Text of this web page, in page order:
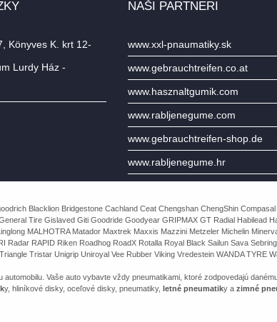
Könyves K. krt 12-
Lurdy Ház -
NAŠI PARTNERI
www.xxl-pnaumatiky.sk
www.gebrauchtreifen.co.at
www.hasznaltgumik.com
www.rabljenegume.com
www.gebrauchtreifen-shop.de
www.rabljenegume.hr
Blacklion Bridgestone Cachland Ceat Chengshan ChengShin
Tire Gislaved Giti Goodride Goodyear GRIPMAX GT Radial Habilead
MALHOTRA Matador Maxtrek Maxxis Mazzini Metzeler Michelin
RAPID Riken Roadhog RoadX Rotalla Royal Black Sailun Sava
Tristar Unigrip Uniroyal Vee Rubber Viking Vredestein WANDA TYRE
Vaše auto vybavte vždy pneumatikami, ktoré zodpovedajú
y, hliníkové disky, oceľové disky, pneumatiky, letné pneumatiky a zimné